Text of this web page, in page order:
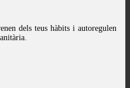
dels teus hàbits i autoregulen